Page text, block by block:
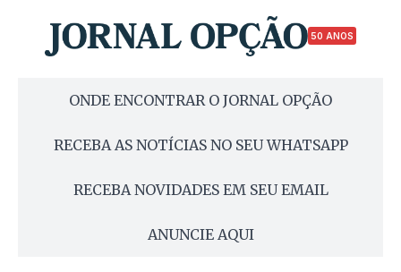
50 ANOS
ONDE ENCONTRAR O JORNAL OPÇÃO
RECEBA AS NOTÍCIAS NO SEU WHATSAPP
RECEBA NOVIDADES EM SEU EMAIL
ANUNCIE AQUI